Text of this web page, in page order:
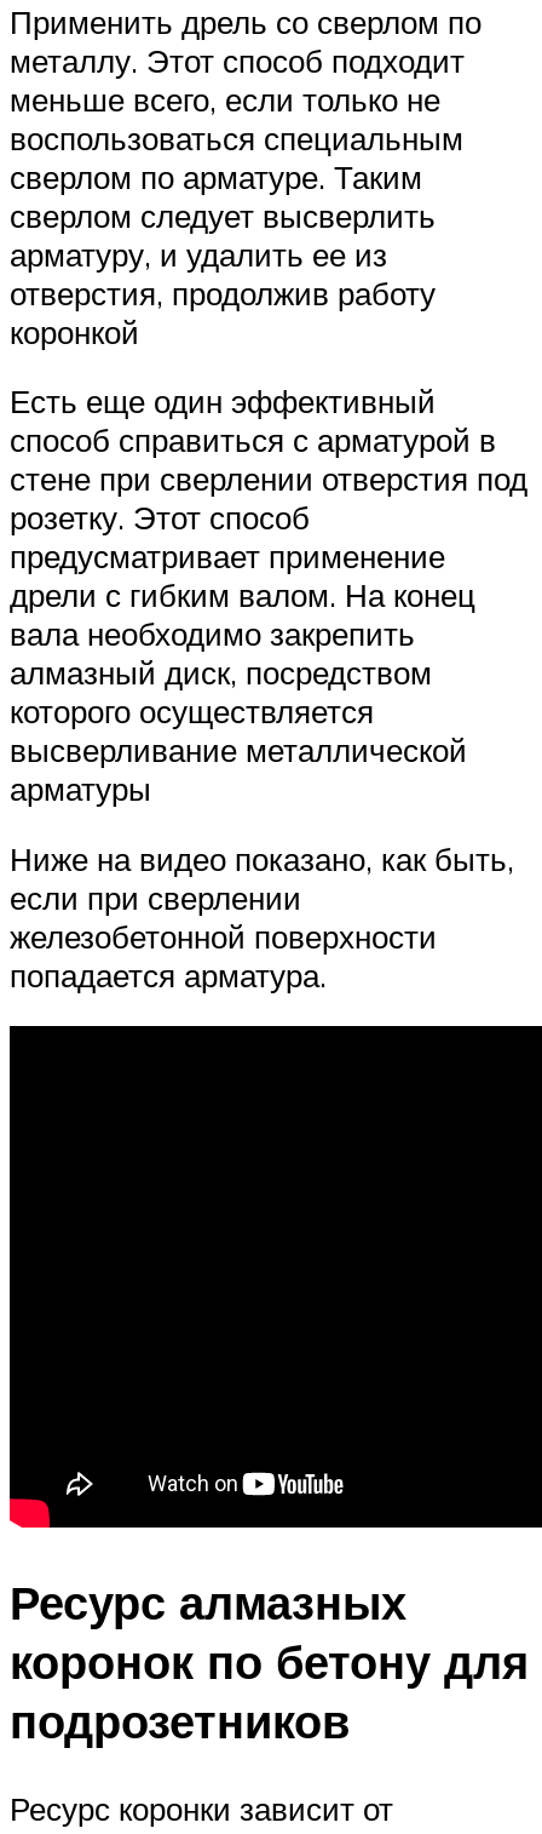
Применить дрель со сверлом по
металлу. Этот способ подходит
меньше всего, если только не
воспользоваться специальным
сверлом по арматуре. Таким
сверлом следует высверлить
арматуру, и удалить ее из
отверстия, продолжив работу
коронкой
Есть еще один эффективный
способ справиться с арматурой в
стене при сверлении отверстия под
розетку. Этот способ
предусматривает применение
дрели с гибким валом. На конец
вала необходимо закрепить
алмазный диск, посредством
которого осуществляется
высверливание металлической
арматуры
Ниже на видео показано, как быть,
если при сверлении
железобетонной поверхности
попадается арматура.
Ресурс алмазных
коронок по бетону для
подрозетников
Ресурс коронки зависит от